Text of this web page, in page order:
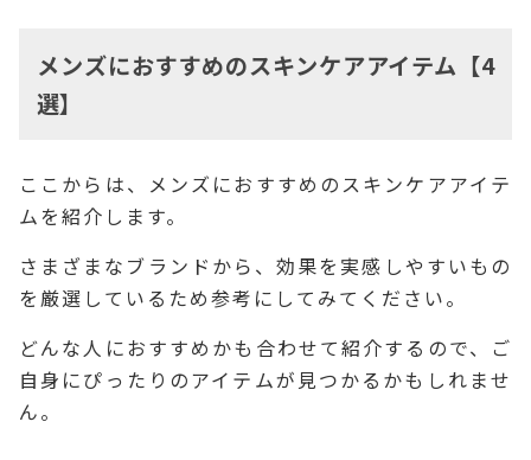
メンズにおすすめのスキンケアアイテム【4
選】
ここからは、メンズにおすすめのスキンケアアイテ
ムを紹介します。
さまざまなブランドから、効果を実感しやすいもの
を厳選しているため参考にしてみてください。
どんな人におすすめかも合わせて紹介するので、ご
自身にぴったりのアイテムが見つかるかもしれませ
ん。